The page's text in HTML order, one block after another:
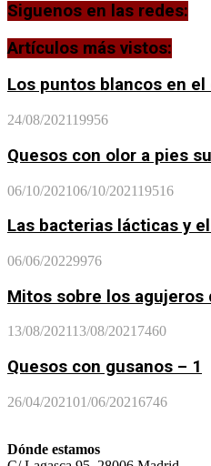
Siguenos en las redes:
Artículos más vistos:
Los puntos blancos en el
24/08/202119956
Quesos con olor a pies
06/10/202106/10/202119516
Las bacterias lácticas y
06/06/20229976
Mitos sobre los agujeros
13/08/202113/08/20217460
Quesos con gusanos – 1
26/04/202101/06/20216746
Dónde estamos